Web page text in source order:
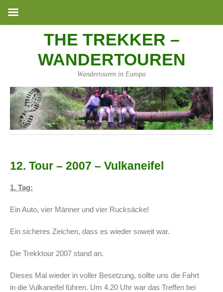
THE TREKKER –
WANDERTOUREN
Wandertouren in Europa
12. Tour – 2007 – Vulkaneifel
1. Tag:
Ein Auto, vier Männer und vier Rucksäcke!
Ein sicheres Zeichen, dass es wieder soweit war.
Die Trekktour 2007 stand an.
Dieses Mal wieder in voller Besetzung, sollte uns die Fahrt
in die Vulkaneifel führen. Um 4.20 Uhr war das Treffen bei